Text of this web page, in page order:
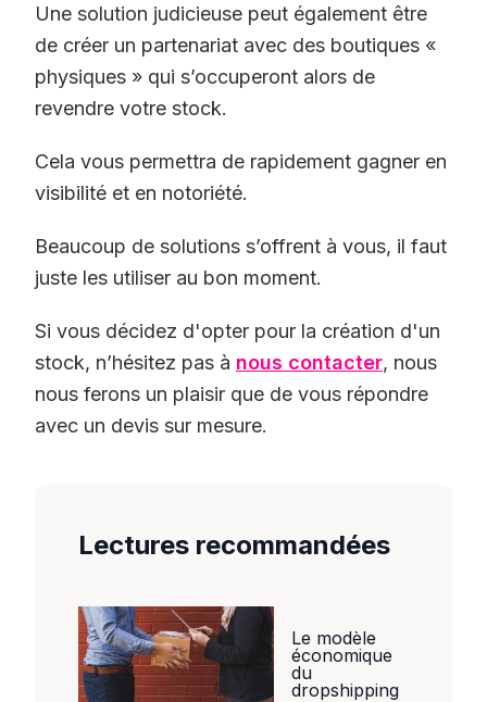
Une solution judicieuse peut également être
de créer un partenariat avec des boutiques «
physiques » qui s’occuperont alors de
revendre votre stock.
Cela vous permettra de rapidement gagner en
visibilité et en notoriété.
Beaucoup de solutions s’offrent à vous, il faut
juste les utiliser au bon moment.
Si vous décidez d'opter pour la création d'un
stock, n’hésitez pas à nous contacter, nous
nous ferons un plaisir que de vous répondre
avec un devis sur mesure.
Lectures recommandées
Le modèle
économique
du
dropshipping